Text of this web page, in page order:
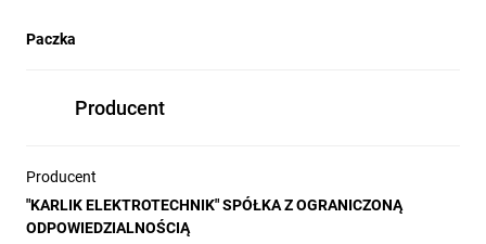
Paczka
Producent
Producent
"KARLIK ELEKTROTECHNIK" SPÓŁKA Z OGRANICZONĄ
ODPOWIEDZIALNOŚCIĄ